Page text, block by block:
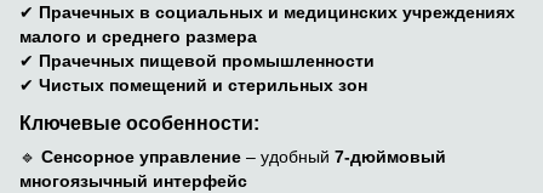
✔ Прачечных в социальных и медицинских учреждениях
малого и среднего размера
✔ Прачечных пищевой промышленности
✔ Чистых помещений и стерильных зон
Ключевые особенности:
🔹 Сенсорное управление – удобный 7-дюймовый
многоязычный интерфейс